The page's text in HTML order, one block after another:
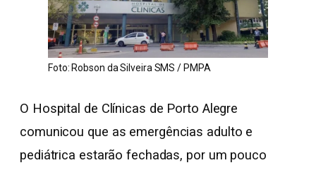
Foto: Robson da Silveira SMS / PMPA
O Hospital de Clínicas de Porto Alegre
comunicou que as emergências adulto e
pediátrica estarão fechadas, por um pouco